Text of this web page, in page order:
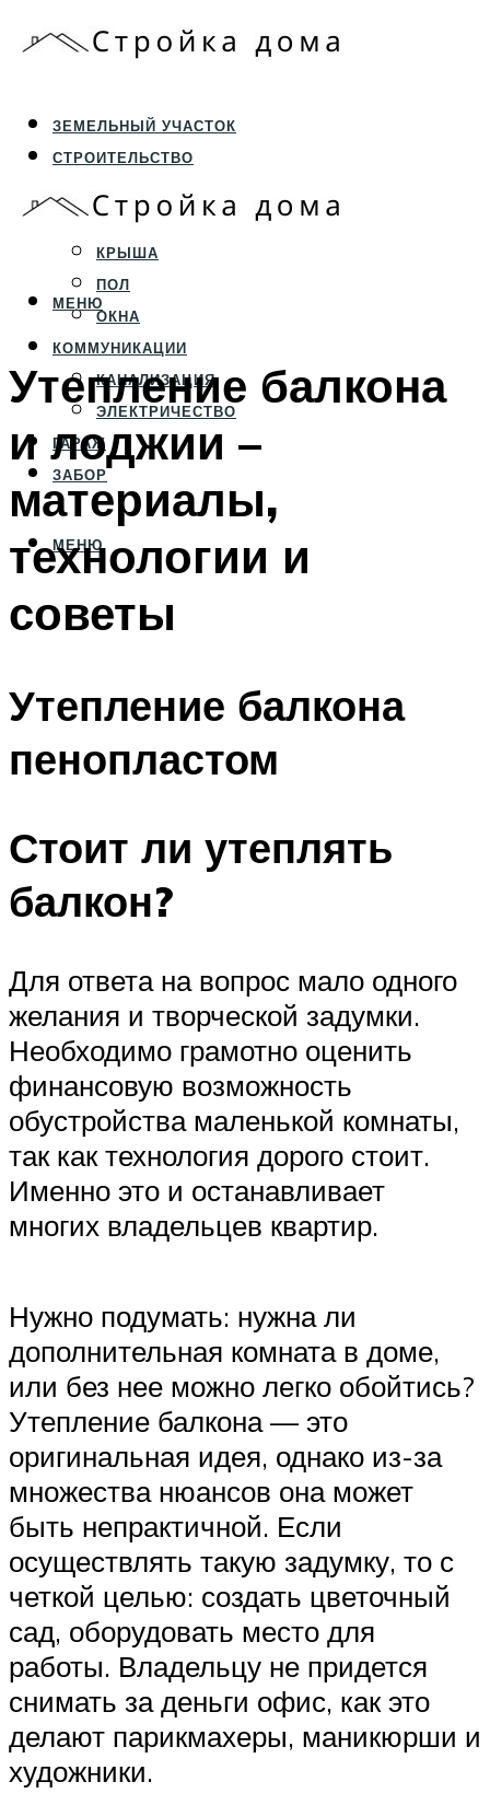
ЗЕМЕЛЬНЫЙ УЧАСТОК
СТРОИТЕЛЬСТВО
ФУНДАМЕНТ И ЦОКОЛЬ
ПЕРЕКРЫТИЯ И СТЕНЫ
КРЫША
ПОЛ
ОКНА
КОММУНИКАЦИИ
КАНАЛИЗАЦИЯ
ЭЛЕКТРИЧЕСТВО
ГАРАЖ
ЗАБОР
МЕНЮ
МЕНЮ
Утепление балкона
и лоджии –
материалы,
технологии и
советы
Утепление балкона
пенопластом
Стоит ли утеплять
балкон?
Для ответа на вопрос мало одного
желания и творческой задумки.
Необходимо грамотно оценить
финансовую возможность
обустройства маленькой комнаты,
так как технология дорого стоит.
Именно это и останавливает
многих владельцев квартир.
Нужно подумать: нужна ли
дополнительная комната в доме,
или без нее можно легко обойтись?
Утепление балкона — это
оригинальная идея, однако из-за
множества нюансов она может
быть непрактичной. Если
осуществлять такую задумку, то с
четкой целью: создать цветочный
сад, оборудовать место для
работы. Владельцу не придется
снимать за деньги офис, как это
делают парикмахеры, маникюрши и
художники.